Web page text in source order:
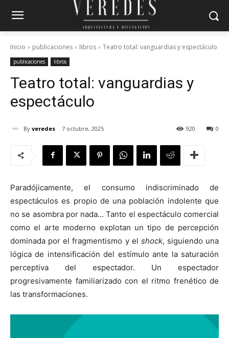
Inicio publicaciones libros Teatro total: vanguardias y espectáculo
publicaciones libros
Teatro total: vanguardias y
espectáculo
By veredes 7 octubre, 2025 0
920
Paradójicamente, el consumo indiscriminado de
espectáculos es propio de una población indolente que
no se asombra por nada… Tanto el espectáculo comercial
como el arte moderno explotan un tipo de percepción
dominada por el fragmentismo y el shock, siguiendo una
lógica de intensificación del estímulo ante la saturación
perceptiva del espectador. Un espectador
progresivamente familiarizado con el ritmo frenético de
las transformaciones.